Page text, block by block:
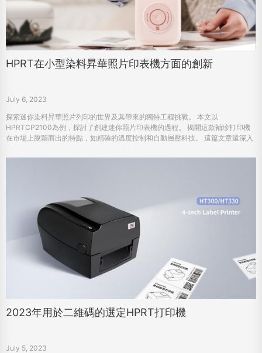
HPRT在小型染料昇華照片印表機方面的創新
July 6, 2023
探索迷你染料昇華照片列印的世界及其帶來的獨特工程挑戰。 本文以
HPRTCP2100為例，探討了創建迷你照片印表機的過程。 揭開這款袖珍打印機
在市場上脫穎而出的特點，如精確的溫度控制和自動層壓科技。 這篇文章還深入
2023年用於二維碼的選定HPRT打印機
July 5, 2023